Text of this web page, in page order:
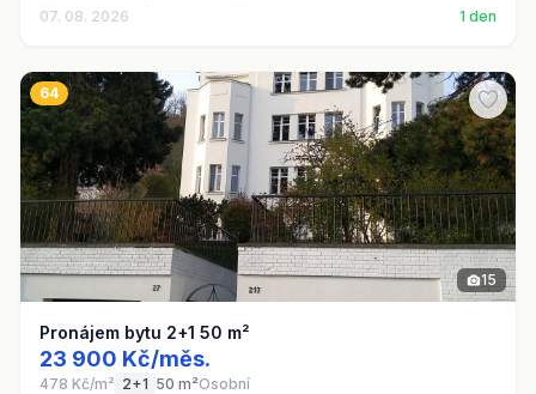
07. 08. 2026
1 den
64
15
Pronájem bytu 2+1 50 m²
23 900 Kč/měs.
478 Kč/m² 2+1 50 m²Osobní